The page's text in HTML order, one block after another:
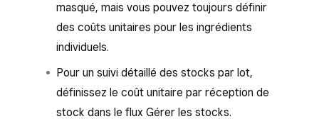
masqué, mais vous pouvez toujours définir
des coûts unitaires pour les ingrédients
individuels.
Pour un suivi détaillé des stocks par lot,
définissez le coût unitaire par réception de
stock dans le flux Gérer les stocks.